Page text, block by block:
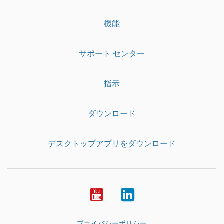
機能
サポート センター
指示
ダウンロード
デスクトップアプリをダウンロード
YouTubeLinkedIn